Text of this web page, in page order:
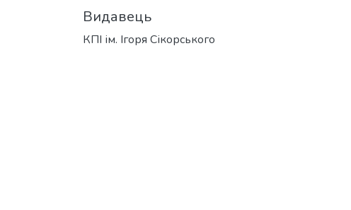
Видавець
КПІ ім. Ігоря Сікорського